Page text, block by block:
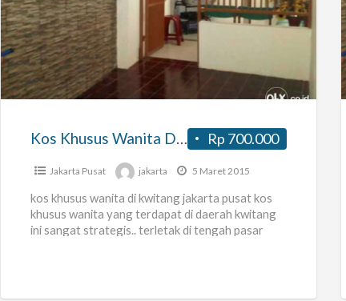
Kos
Khusus
Wanita
Di
Rp 700.000
Kos Khusus Wanita Di Ps. Kwitang7
Jakarta Pusat jakarta 5 Maret 2015
kos khusus wanita di kwitang jakarta pusat kos
khusus wanita yang terdapat di daerah kwitang
ini sangat strategis.. terletak di tengah pasar